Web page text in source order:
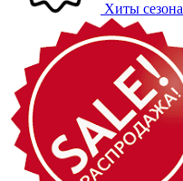
Хиты сезона